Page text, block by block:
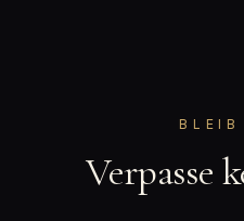
BLEIB
Verpasse